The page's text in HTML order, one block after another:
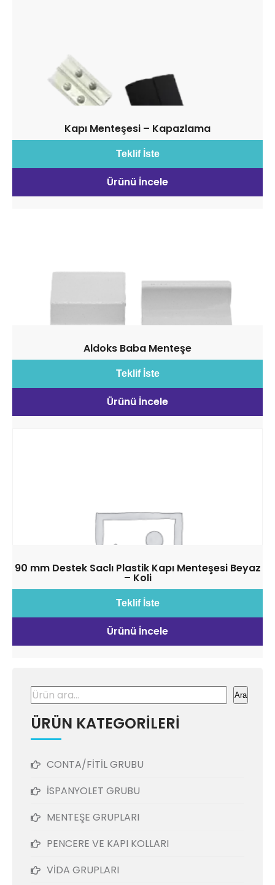
Kapı Menteşesi – Kapazlama
Teklif İste
Ürünü İncele
Aldoks Baba Menteşe
Teklif İste
Ürünü İncele
90 mm Destek Saclı Plastik Kapı Menteşesi Beyaz
– Koli
Teklif İste
Ürünü İncele
Ara Ara
ÜRÜN KATEGORİLERİ
CONTA/FİTİL GRUBU
İSPANYOLET GRUBU
MENTEŞE GRUPLARI
PENCERE VE KAPI KOLLARI
VİDA GRUPLARI